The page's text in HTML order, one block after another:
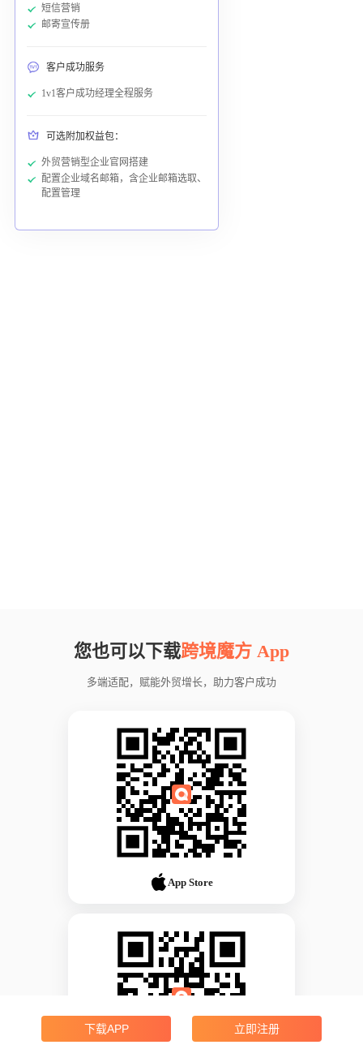
短信营销
邮寄宣传册
客户成功服务
1v1客户成功经理全程服务
可选附加权益包：
外贸营销型企业官网搭建
配置企业域名邮箱，含企业邮箱选取、
配置管理
您也可以下载跨境魔方 App
多端适配，赋能外贸增长，助力客户成功
App Store
下载APP 立即注册